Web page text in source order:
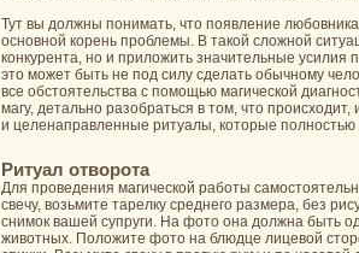
Тут вы должны понимать, что появление
основной корень проблемы. В такой сложной
конкурента, но и приложить значительные усилия
это может быть не под силу сделать обычному
все обстоятельства с помощью магической
магу, детально разобраться в том, что
и целенаправленные ритуалы, которые
Ритуал отворота
Для проведения магической работы
свечу, возьмите тарелку среднего размера, без
снимок вашей супруги. На фото она должна быть
животных. Положите фото на блюдце лицевой